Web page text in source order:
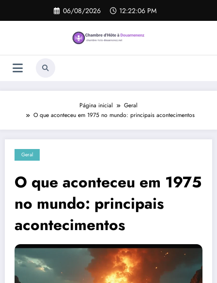
o
06/08/2026 12:22:07 PM
Página inicial
Geral
O que aconteceu em 1975 no mundo: principais acontecimentos
Geral
O que aconteceu em 1975
no mundo: principais
acontecimentos